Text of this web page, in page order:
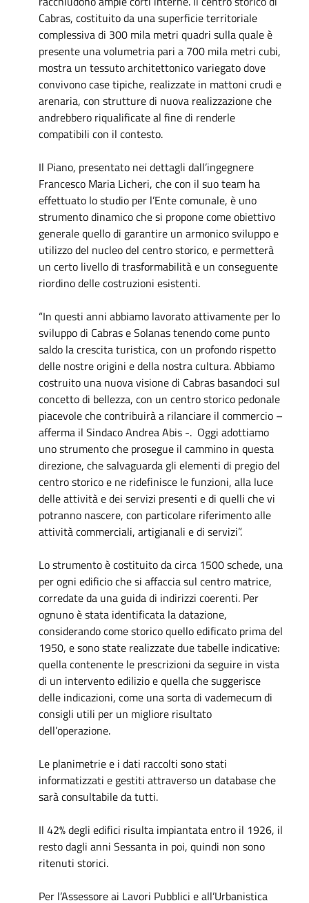
Cabras, costituito da una superficie territoriale
complessiva di 300 mila metri quadri sulla quale è
presente una volumetria pari a 700 mila metri cubi,
mostra un tessuto architettonico variegato dove
convivono case tipiche, realizzate in mattoni crudi e
arenaria, con strutture di nuova realizzazione che
andrebbero riqualificate al fine di renderle
compatibili con il contesto.
Il Piano, presentato nei dettagli dall’ingegnere
Francesco Maria Licheri, che con il suo team ha
effettuato lo studio per l’Ente comunale, è uno
strumento dinamico che si propone come obiettivo
generale quello di garantire un armonico sviluppo e
utilizzo del nucleo del centro storico, e permetterà
un certo livello di trasformabilità e un conseguente
riordino delle costruzioni esistenti.
“In questi anni abbiamo lavorato attivamente per lo
sviluppo di Cabras e Solanas tenendo come punto
saldo la crescita turistica, con un profondo rispetto
delle nostre origini e della nostra cultura. Abbiamo
costruito una nuova visione di Cabras basandoci sul
concetto di bellezza, con un centro storico pedonale
piacevole che contribuirà a rilanciare il commercio –
afferma il Sindaco Andrea Abis -. Oggi adottiamo
uno strumento che prosegue il cammino in questa
direzione, che salvaguarda gli elementi di pregio del
centro storico e ne ridefinisce le funzioni, alla luce
delle attività e dei servizi presenti e di quelli che vi
potranno nascere, con particolare riferimento alle
attività commerciali, artigianali e di servizi”.
Lo strumento è costituito da circa 1500 schede, una
per ogni edificio che si affaccia sul centro matrice,
corredate da una guida di indirizzi coerenti. Per
ognuno è stata identificata la datazione,
considerando come storico quello edificato prima del
1950, e sono state realizzate due tabelle indicative:
quella contenente le prescrizioni da seguire in vista
di un intervento edilizio e quella che suggerisce
delle indicazioni, come una sorta di vademecum di
consigli utili per un migliore risultato
dell’operazione.
Le planimetrie e i dati raccolti sono stati
informatizzati e gestiti attraverso un database che
sarà consultabile da tutti.
Il 42% degli edifici risulta impiantata entro il 1926, il
resto dagli anni Sessanta in poi, quindi non sono
ritenuti storici.
Per l’Assessore ai Lavori Pubblici e all’Urbanistica